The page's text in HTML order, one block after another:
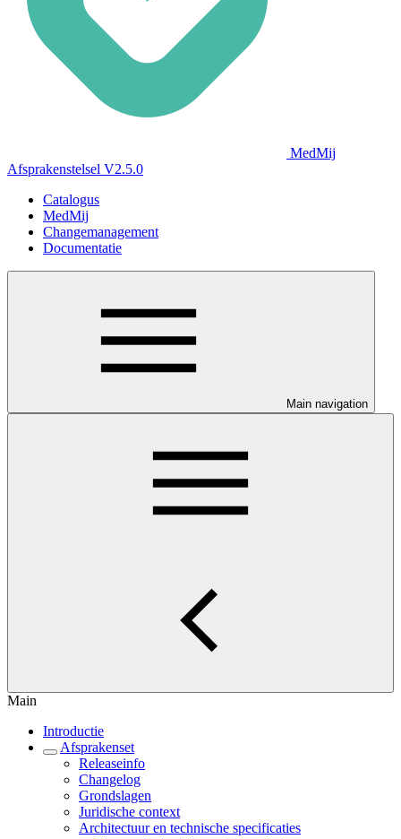
MedMij
Afsprakenstelsel V2.5.0
Catalogus
MedMij
Changemanagement
Documentatie
Main navigation
Main
Introductie
Afsprakenset
Releaseinfo
Changelog
Grondslagen
Juridische context
Architectuur en technische specificaties